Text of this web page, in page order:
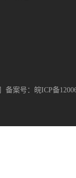
备案号： 皖ICP备